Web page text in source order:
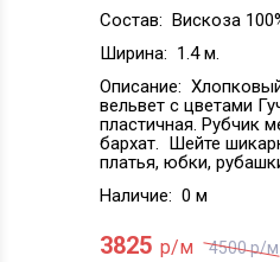
Состав: Вискоза
Ширина: 1.4 м.
Описание:
вельвет с цветами
пластичная. Рубчик
бархат. Шейте
платья, юбки,
Наличие: 0 м
3825 р/м 4500р/м